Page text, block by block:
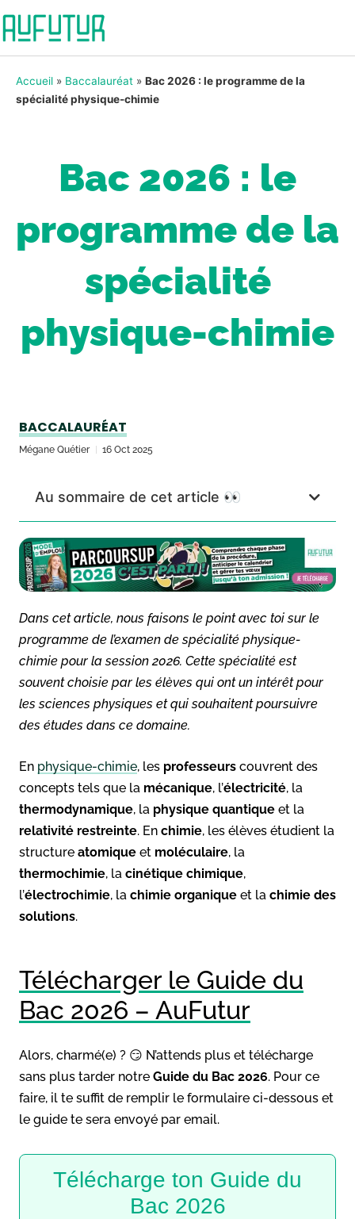
Accueil » Baccalauréat » Bac 2026 : le programme de la
spécialité physique-chimie
Bac 2026 : le
programme de la
spécialité
physique-chimie
BACCALAURÉAT
Mégane Quétier 16 Oct 2025
Au sommaire de cet article 👀
Dans cet article, nous faisons le point avec toi sur le
programme de l’examen de spécialité physique-
chimie pour la session 2026. Cette spécialité est
souvent choisie par les élèves qui ont un intérêt pour
les sciences physiques et qui souhaitent poursuivre
des études dans ce domaine.
En physique-chimie, les professeurs couvrent des
concepts tels que la mécanique, l’électricité, la
thermodynamique, la physique quantique et la
relativité restreinte. En chimie, les élèves étudient la
structure atomique et moléculaire, la
thermochimie, la cinétique chimique,
l’électrochimie, la chimie organique et la chimie des
solutions.
Télécharger le Guide du
Bac 2026 – AuFutur
Alors, charmé(e) ? 😏 N’attends plus et télécharge
sans plus tarder notre Guide du Bac 2026. Pour ce
faire, il te suffit de remplir le formulaire ci-dessous et
le guide te sera envoyé par email.
Télécharge ton Guide du
Bac 2026